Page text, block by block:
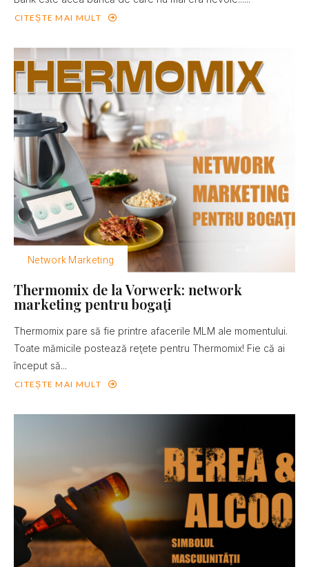
CITEȘTE MAI MULT
Network Marketing
Thermomix de la Vorwerk: network
marketing pentru bogaţi
Thermomix pare să fie printre afacerile MLM ale momentului.
Toate mămicile postează reţete pentru Thermomix! Fie că ai
început să...
CITEȘTE MAI MULT